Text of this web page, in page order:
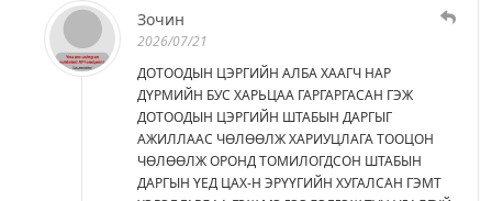
Зочин
2026/07/21
ДОТООДЫН ЦЭРГИЙН АЛБА ХААГЧ НАР
ДҮРМИЙН БУС ХАРЬЦАА ГАРГАРГАСАН ГЭЖ
ДОТООДЫН ЦЭРГИЙН ШТАБЫН ДАРГЫГ
АЖИЛЛААС ЧӨЛӨӨЛЖ ХАРИУЦЛАГА ТООЦОН
ЧӨЛӨӨЛЖ ОРОНД ТОМИЛОГДСОН ШТАБЫН
ДАРГЫН ҮЕД ЦАХ-Н ЭРҮҮГИЙН ХУГАЛСАН ГЭМТ